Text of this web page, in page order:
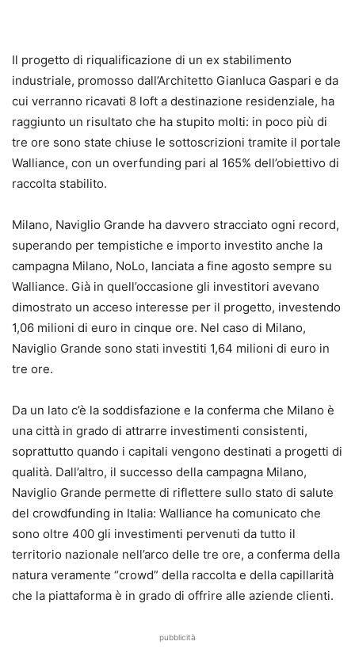
Il progetto di riqualificazione di un ex stabilimento
industriale, promosso dall’Architetto Gianluca Gaspari e da
cui verranno ricavati 8 loft a destinazione residenziale, ha
raggiunto un risultato che ha stupito molti: in poco più di
tre ore sono state chiuse le sottoscrizioni tramite il portale
Walliance, con un overfunding pari al 165% dell’obiettivo di
raccolta stabilito.
Milano, Naviglio Grande ha davvero stracciato ogni record,
superando per tempistiche e importo investito anche la
campagna Milano, NoLo, lanciata a fine agosto sempre su
Walliance. Già in quell’occasione gli investitori avevano
dimostrato un acceso interesse per il progetto, investendo
1,06 milioni di euro in cinque ore. Nel caso di Milano,
Naviglio Grande sono stati investiti 1,64 milioni di euro in
tre ore.
Da un lato c’è la soddisfazione e la conferma che Milano è
una città in grado di attrarre investimenti consistenti,
soprattutto quando i capitali vengono destinati a progetti di
qualità. Dall’altro, il successo della campagna Milano,
Naviglio Grande permette di riflettere sullo stato di salute
del crowdfunding in Italia: Walliance ha comunicato che
sono oltre 400 gli investimenti pervenuti da tutto il
territorio nazionale nell’arco delle tre ore, a conferma della
natura veramente “crowd” della raccolta e della capillarità
che la piattaforma è in grado di offrire alle aziende clienti.
pubblicità